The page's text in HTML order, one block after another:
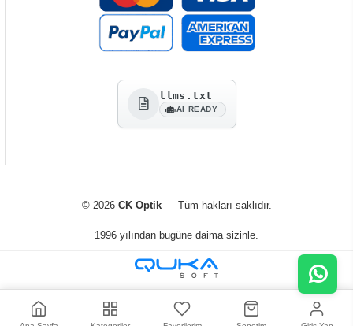
llms.txt
AI READY
© 2026 CK Optik— Tüm hakları saklıdır.
1996 yılından bugüne daima sizinle.